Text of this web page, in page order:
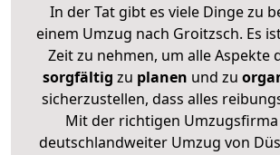
In der Tat gibt es viele Dinge zu
einem Umzug nach Groitzsch. Es
Zeit zu nehmen, um alle Aspekte
sorgfältig zu planen und zu
sicherzustellen, dass alles
Mit der richtigen
deutschlandweiter Umzug von